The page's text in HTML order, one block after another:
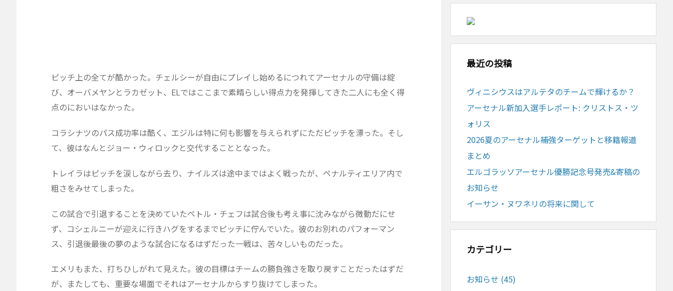
ピッチ上の全てが酷かった。チェルシーが自由にプレイし始めるにつれてアーセナルの守備は綻
び、オーバメヤンとラカゼット、ELではここまで素晴らしい得点力を発揮してきた二人にも全く得
点のにおいはなかった。
コラシナツのパス成功率は酷く、エジルは特に何も影響を与えられずにただピッチを漂った。そし
て、彼はなんとジョー・ウィロックと交代することとなった。
トレイラはピッチを涙しながら去り、ナイルズは途中まではよく戦ったが、ペナルティエリア内で
粗さをみせてしまった。
この試合で引退することを決めていたペトル・チェフは試合後も考え事に沈みながら微動だにせ
ず、コシェルニーが迎えに行きハグをするまでピッチに佇んでいた。彼のお別れのパフォーマン
ス、引退後最後の夢のような試合になるはずだった一戦は、苦々しいものだった。
エメリもまた、打ちひしがれて見えた。彼の目標はチームの勝負強さを取り戻すことだったはずだ
が、またしても、重要な場面でそれはアーセナルからすり抜けてしまった。
最近の投稿
ヴィニシウスはアルテタのチームで輝けるか？
アーセナル新加入選手レポート: クリストス・ツ
ォリス
2026夏のアーセナル補強ターゲットと移籍報道
まとめ
エルゴラッソアーセナル優勝記念号発売&寄稿の
お知らせ
イーサン・ヌワネリの将来に関して
カテゴリー
お知らせ (45)